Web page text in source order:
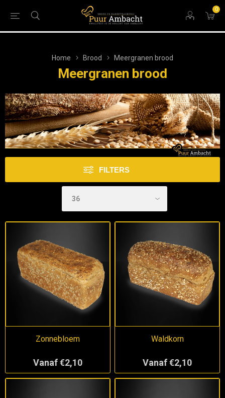
0
Home Brood Meergranen brood
Meergranen brood
FILTERS
Zonnebloem
Vanaf €2,10
Waldkorn
Vanaf €2,10